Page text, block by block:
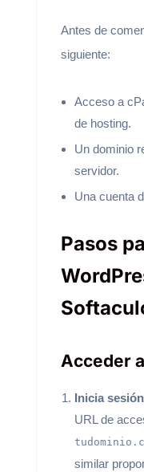
Antes de
siguiente:
Acceso a
de hosting.
Un dominio
servidor.
Una cuenta
Pasos
Acceder
Inicia
URL de
similar